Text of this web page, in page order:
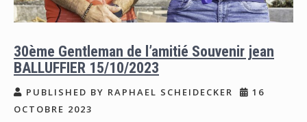
30ème Gentleman de l’amitié Souvenir jean
BALLUFFIER 15/10/2023
PUBLISHED BY RAPHAEL SCHEIDECKER
16
OCTOBRE 2023